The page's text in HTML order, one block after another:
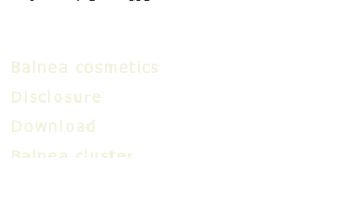
Balnea cosmetics
Disclosure
Download
Balnea cluster